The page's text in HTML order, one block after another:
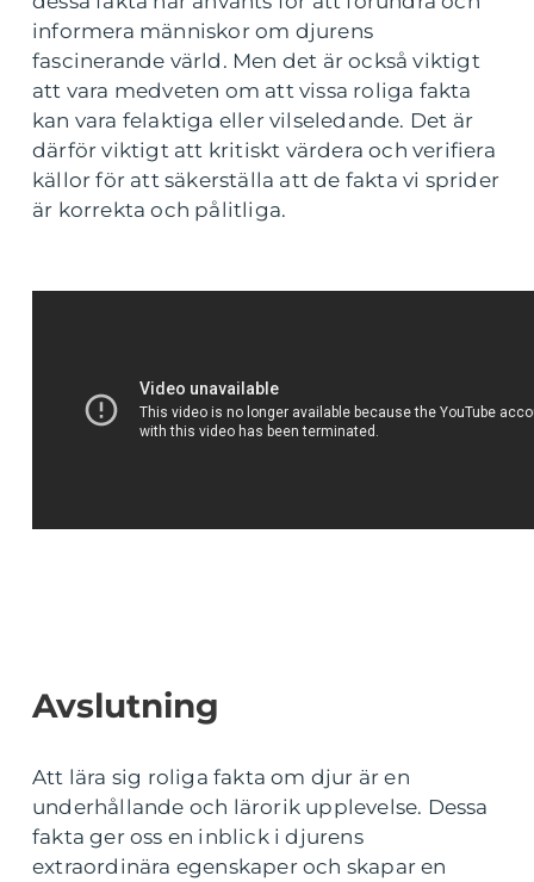
informera människor om djurens
fascinerande värld. Men det är också viktigt
att vara medveten om att vissa roliga fakta
kan vara felaktiga eller vilseledande. Det är
därför viktigt att kritiskt värdera och verifiera
källor för att säkerställa att de fakta vi sprider
är korrekta och pålitliga.
Avslutning
Att lära sig roliga fakta om djur är en
underhållande och lärorik upplevelse. Dessa
fakta ger oss en inblick i djurens
extraordinära egenskaper och skapar en